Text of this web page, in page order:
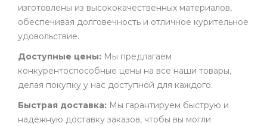
изготовлены из высококачественных материалов,
обеспечивая долговечность и отличное курительное
удовольствие.
Доступные цены: Мы предлагаем
конкурентоспособные цены на все наши товары,
делая покупку у нас доступной для каждого.
Быстрая доставка: Мы гарантируем быструю и
надежную доставку заказов, чтобы вы могли